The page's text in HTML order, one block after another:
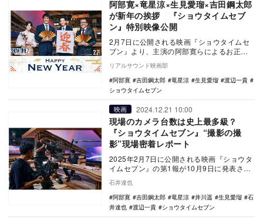
阿部寛×竜星涼×生見愛瑠×吉田鋼太郎
が新年の挨拶 『ショウタイムセブ
ン』特別映像公開
2月7日に公開される映画『ショウタイムセ
ブン』より、主演の阿部寛らによるお正月
コメント動画が公開された。 本作は、
ハ・ジョン…
リアルサウンド映画部
阿部寛
吉田鋼太郎 竜星涼 生見愛瑠
渡辺一貴
ショウタイムセブン
映画 2024.12.21 10:00
現場のカメラ台数は史上最多級？
『ショウタイムセブン』“撮影の撮
影”現場密着レポート
2025年2月7日に公開される映画『ショウタ
イムセブン』の第1報が10月9日に発表され
た。ハ・ジョンウが主演、キム・ビョンウ
が監…
石井達也
阿部寛
吉田鋼太郎 竜星涼 井川遥 生見愛瑠
石
井達也
渡辺一貴 ショウタイムセブン